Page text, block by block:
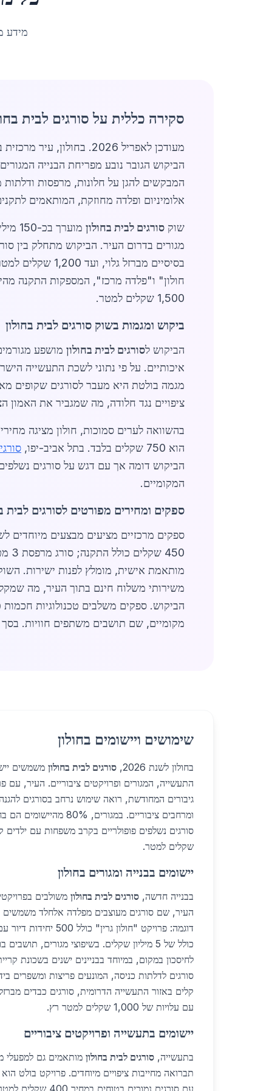
מידע
סקירה כללית על סורגים לבית
מעודכן לאפריל 2026. בחולון, עיר מרכזית באזור המרכז עם אוכלוסייה של כ-196,282 תושבים, שוק
הביקוש הגובר נובע מפריחת הבנייה
המבקשים להגן על חלונות, מרפסות
אלומיניום ופלדה מחוזקת, המותאמים לתקנים
שוק סורגים לבית בחולון
בסיסיים
1,500 שקלים למטר.
ביקוש ומגמות בשוק סורגים לבית בחולון
הביקוש לסורגים לבית בחולון מושפע
ציפויים נגד חלודה, מה שמגביר את האמון
בהשוואה לערים סמוכות, חולון מציגה
הוא 750 שקלים בלבד. בתל אביב-יפו,
הביקוש דומה אך עם דגש על סורגים
המקומיים.
ספקים ומחירים מפורטים לסורגים לבית
450 שקלים כולל התקנה; סורג מרפסת 3 מטרים - 2,100 שקלים. לפרטים נוספים, עיינו ב
משירותי משלוח חינם בתוך העיר, מה
מקומיים, שם תושבים משתפים חוויות.
שימושים ויישומים בחולון
בחולון לשנת 2026, סורגים לבית בחולון משמשים
התעשייה, המגורים ופרויקטים ציבוריים. העיר, עם
גיבורים המחודשת, רואה שימוש נרחב בסורגים
ומרחבים ציבוריים. במגורים,
שקלים למטר.
יישומים בבנייה ומגורים בחולון
בבנייה חדשה, סורגים לבית בחולון משולבים
העיר, שם סורגים מעוצבים מפלדה אלחלד משמשים
דוגמה: פרויקט "חולון
כולל של 5 מיליון שקלים. בשיפוצי מגורים,
לחיסכון במקום, במיוחד בבניינים ישנים בשכונת
סורגים לדלתות כניסה, המונעים פריצות ומשפרים
קלים באזור התעשייה הדרומית, סורגים כבדים
עם עלויות של 1,000 שקלים למטר רץ.
יישומים בתעשייה ופרויקטים ציבוריים
בתעשייה, סורגים לבית בחולון מותאמים גם למפעלי
תברואה מחייבות ציפויים מיוחדים. פרויקט בולט הוא
עם סורגים נמוכים